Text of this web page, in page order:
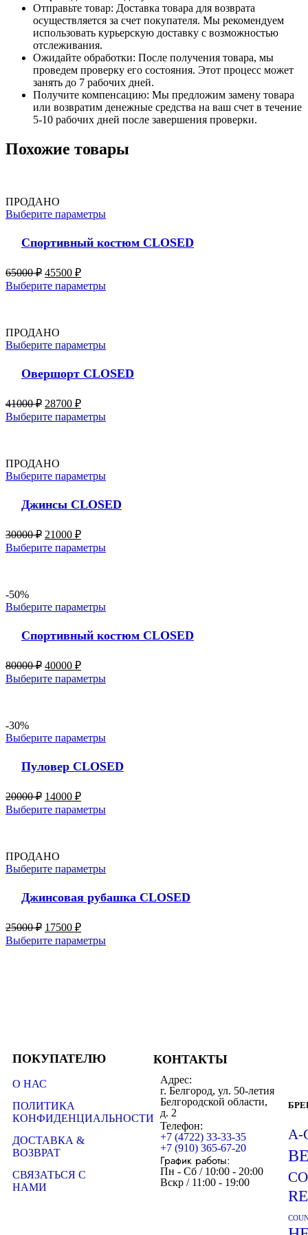
Отправьте товар: Доставка товара для возврата
осуществляется за счет покупателя. Мы рекомендуем
использовать курьерскую доставку с возможностью
отслеживания.
Ожидайте обработки: После получения товара, мы
проведем проверку его состояния. Этот процесс может
занять до 7 рабочих дней.
Получите компенсацию: Мы предложим замену товара
или возвратим денежные средства на ваш счет в течение
5-10 рабочих дней после завершения проверки.
Похожие товары
ПРОДАНО
Выберите параметры
Спортивный костюм CLOSED
65000₽ 45500 ₽
Выберите параметры
ПРОДАНО
Выберите параметры
Овершорт CLOSED
41000₽ 28700 ₽
Выберите параметры
ПРОДАНО
Выберите параметры
Джинсы CLOSED
30000₽ 21000 ₽
Выберите параметры
-50%
Выберите параметры
Спортивный костюм CLOSED
80000₽ 40000 ₽
Выберите параметры
-30%
Выберите параметры
Пуловер CLOSED
20000₽ 14000 ₽
Выберите параметры
ПРОДАНО
Выберите параметры
Джинсовая рубашка CLOSED
25000₽ 17500 ₽
Выберите параметры
ПОКУПАТЕЛЮ
О НАС
ПОЛИТИКА
КОНФИДЕНЦИАЛЬНОСТИ
ДОСТАВКА &
ВОЗВРАТ
СВЯЗАТЬСЯ С
НАМИ
КОНТАКТЫ
Адрес:
г. Белгород, ул. 50-летия
Белгородской области,
д. 2
Телефон:
+7 (4722) 33-33-35
+7 (910) 365-67-20
График работы:
Пн - Сб / 10:00 - 20:00
Вскр / 11:00 - 19:00
A-